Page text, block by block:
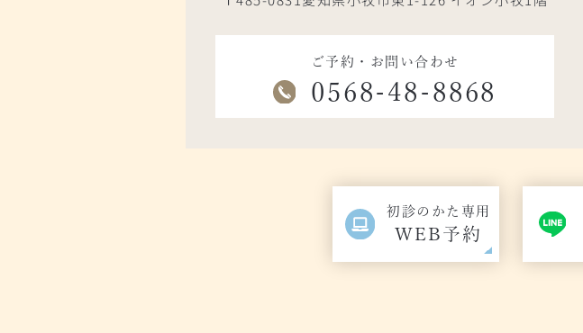
ご予約・お問い合わせ
0568-48-8868
初診のかた専用
WEB予約